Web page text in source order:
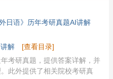
日语》历年考研真题AI讲解
解
[查看目录]
考研真题，提供答案详解，并
此外提供了相关院校考研真